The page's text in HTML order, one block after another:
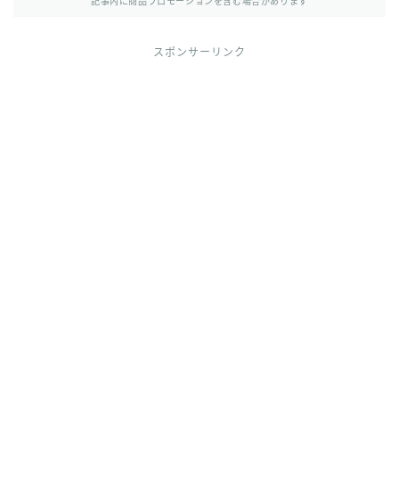
スポンサーリンク